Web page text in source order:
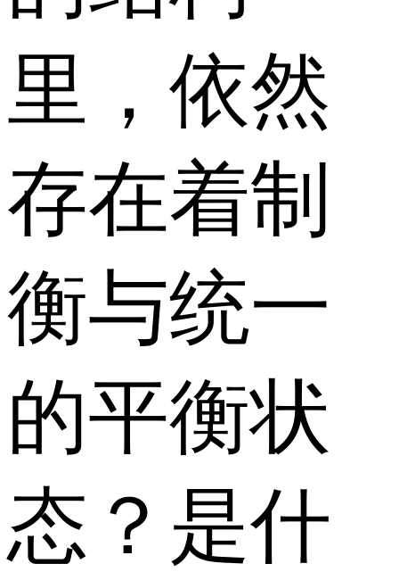
里，依然
存在着制
衡与统一
的平衡状
态？是什